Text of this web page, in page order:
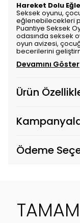
Hareket Dolu
Seksek oyunu,
eğlenebilecekleri
Puantiye Seksek
odasında seksek
oyun avizesi,
becerilerini
Devamını Göster
Ürün
Ödeme